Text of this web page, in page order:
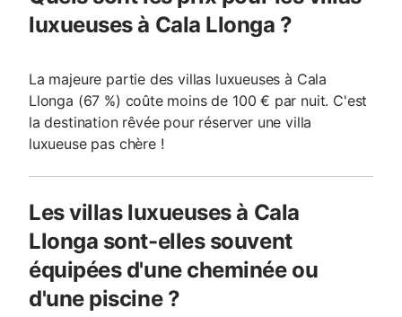
luxueuses à Cala Llonga ?
La majeure partie des villas luxueuses à Cala
Llonga (67 %) coûte moins de 100 € par nuit. C'est
la destination rêvée pour réserver une villa
luxueuse pas chère !
Les villas luxueuses à Cala
Llonga sont-elles souvent
équipées d'une cheminée ou
d'une piscine ?